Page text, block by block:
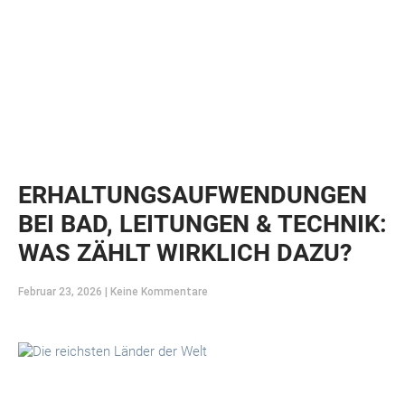
ERHALTUNGSAUFWENDUNGEN
BEI BAD, LEITUNGEN & TECHNIK:
WAS ZÄHLT WIRKLICH DAZU?
Februar 23, 2026 Keine Kommentare